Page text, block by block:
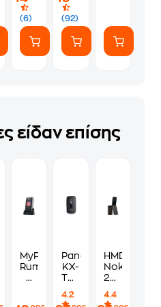
ευγενικά
(6) (92)
είδαν επίσης
MyPhone
Rumba
2
Panasonic
KX-
TU550EX
-
4.2
HMD
Nokia
2660
4G
4.4